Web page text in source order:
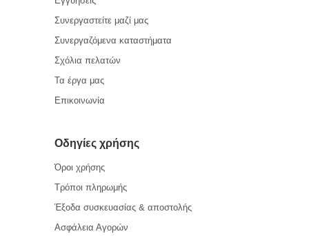
Συνεργαστείτε μαζί μας
Συνεργαζόμενα καταστήματα
Σχόλια πελατών
Τα έργα μας
Επικοινωνία
Οδηγίες χρήσης
Όροι χρήσης
Τρόποι πληρωμής
Έξοδα συσκευασίας & αποστολής
Ασφάλεια Αγορών